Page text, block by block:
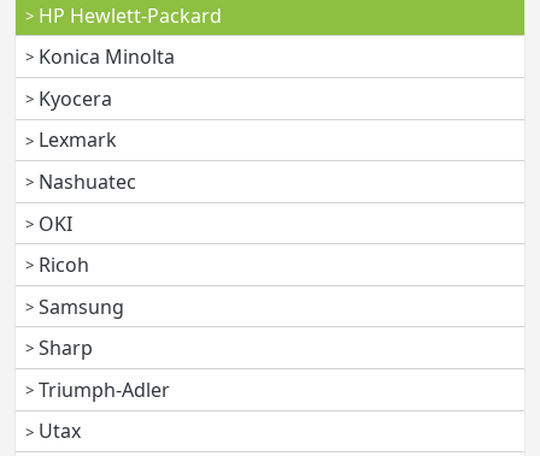
HP Hewlett-Packard
Konica Minolta
Kyocera
Lexmark
Nashuatec
OKI
Ricoh
Samsung
Sharp
Triumph-Adler
Utax